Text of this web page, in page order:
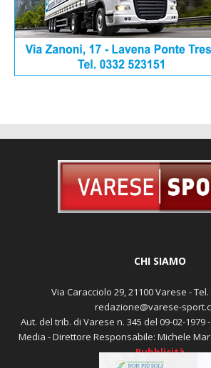
CHI SIAMO
Via Caracciolo 29, 21100 Varese - Tel.
redazione@varese-
Aut. del trib. di Varese n. 345 del 09-02-
Media - Direttore Responsabile: Michele
Pubblicità